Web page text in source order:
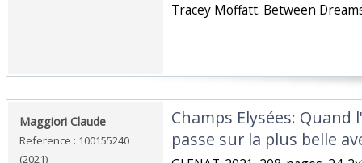
‎Tracey Moffatt. Between
‎Maggiori Claude‎
Reference : 100155240
(2021)
‎Champs Elysées: Quand
passe sur la plus belle